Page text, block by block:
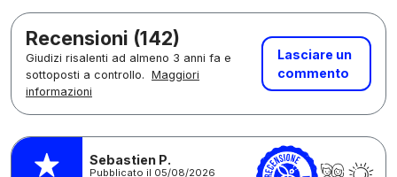
Recensioni (142)
Giudizi risalenti ad almeno 3 anni fa e
sottoposti a controllo. Maggiori
informazioni
Lasciare un
commento
Sebastien P.
Pubblicato il 05/08/2026